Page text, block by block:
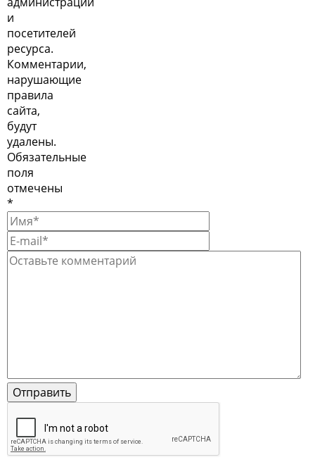
и
посетителей
ресурса.
Комментарии,
нарушающие
правила
сайта,
будут
удалены.
Обязательные
поля
отмечены
*